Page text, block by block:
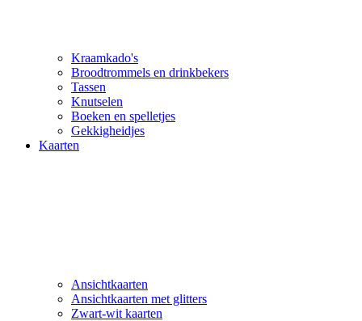
Kraamkado's
Broodtrommels en drinkbekers
Tassen
Knutselen
Boeken en spelletjes
Gekkigheidjes
Kaarten
Ansichtkaarten
Ansichtkaarten met glitters
Zwart-wit kaarten